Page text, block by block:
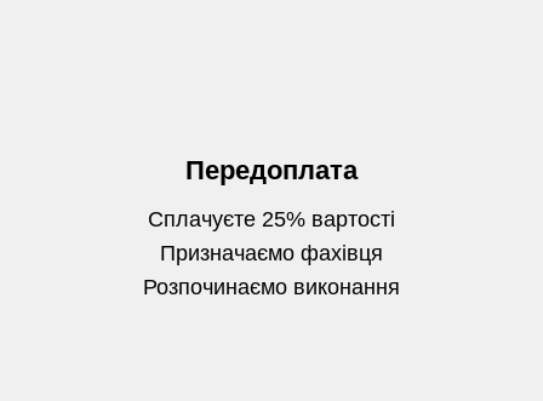
Передоплата
Сплачуєте 25% вартості
Призначаємо фахівця
Розпочинаємо виконання